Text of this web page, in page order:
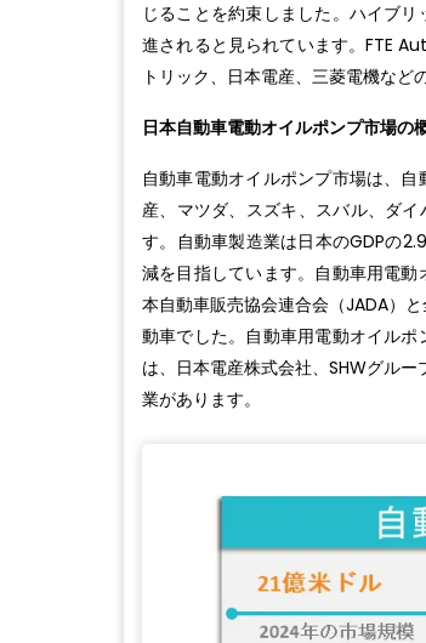
じることを約束しました。ハイブ
進されると見られています。FTE
トリック、日本電産、三菱電機など
日本自動車電動オイルポンプ市場の
自動車電動オイルポンプ市場は、
産、マツダ、スズキ、スバル、ダ
す。自動車製造業は日本のGDPの
減を目指しています。自動車用電
本自動車販売協会連合会（JADA）
動車でした。自動車用電動オイル
は、日本電産株式会社、SHWグル
業があります。